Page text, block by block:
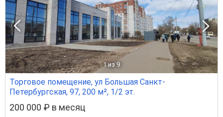
1 из 9
Торговое помещение, ул Большая Санкт-
Петербургская, 97, 200 м², 1/2 эт.
200 000 ₽ в месяц